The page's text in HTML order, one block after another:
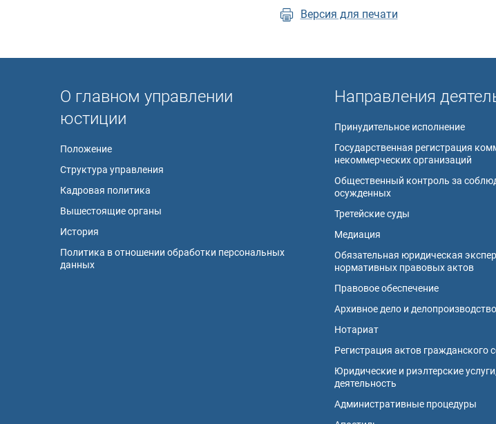
Версия для печати
О главном управлении
юстиции
Положение
Структура управления
Кадровая политика
Вышестоящие органы
История
Политика в отношении обработки персональных
данных
Направления
Принудительное исполнение
Государственная регистрация
некоммерческих организаций
Общественный контроль за
осужденных
Третейские суды
Медиация
Обязательная юридическая
нормативных правовых актов
Правовое обеспечение
Архивное дело и делопроизводство
Нотариат
Регистрация актов гражданского
Юридические и риэлтерские
деятельность
Административные процедуры